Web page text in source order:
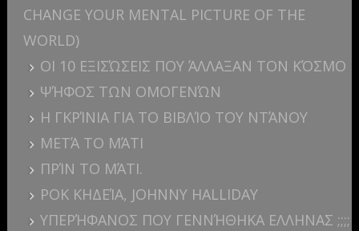
CHANGE YOUR MENTAL PICTURE OF THE
WORLD)
ΟΙ 10 ΕΞΙΣΏΣΕΙΣ ΠΟΥ ΆΛΛΑΞΑΝ ΤΟΝ ΚΌΣΜΟ
ΨΉΦΟΣ ΤΩΝ ΟΜΟΓΕΝΏΝ
Η ΓΚΡΊΝΙΑ ΓΙΑ ΤΟ ΒΙΒΛΊΟ ΤΟΥ ΝΤΆΝΟΥ
ΜΕΤΆ ΤΟ ΜΆΤΙ
ΠΡΊΝ ΤΟ ΜΆΤΙ.
ΡΟΚ ΚΗΔΕΊΑ, JOHNNY HALLIDAY
ΥΠΕΡΉΦΑΝΟΣ ΠΟΥ ΓΕΝΝΉΘΗΚΑ ΕΛΛΗΝΑΣ ;;;;